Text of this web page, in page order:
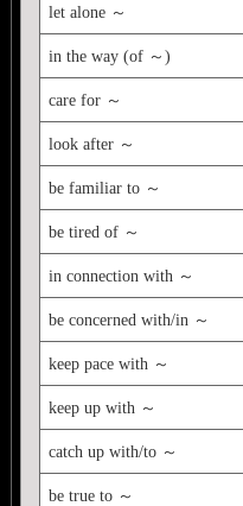
let alone ～
in the way (of ～)
care for ～
look after ～
be familiar to ～
be tired of ～
in connection with ～
be concerned with/in ～
keep pace with ～
keep up with ～
catch up with/to ～
be true to ～